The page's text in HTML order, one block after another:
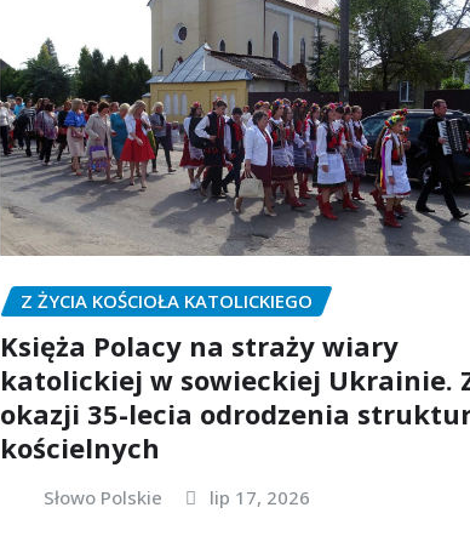
Z ŻYCIA KOŚCIOŁA KATOLICKIEGO
Księża Polacy na straży wiary
katolickiej w sowieckiej Ukrainie.
okazji 35-lecia odrodzenia
kościelnych
Słowo Polskie lip 17, 2026